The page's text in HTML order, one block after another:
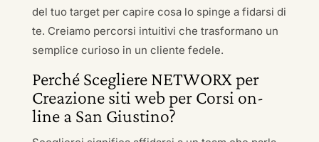
del tuo target per capire cosa lo spinge a fidarsi di
te. Creiamo percorsi intuitivi che trasformano un
semplice curioso in un cliente fedele.
Perché Scegliere NETWORX per
Creazione siti web per Corsi on-
line a San Giustino?